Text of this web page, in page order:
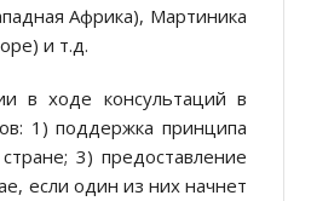
Африка), Мартиника
и т.д.
в ходе консультаций в
1) поддержка принципа
3) предоставление
если один из них начнет